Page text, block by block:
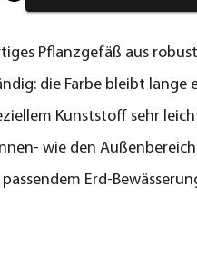
Pflanzgefäß aus
die Farbe bleibt lange
Kunststoff sehr
wie den
Erd-